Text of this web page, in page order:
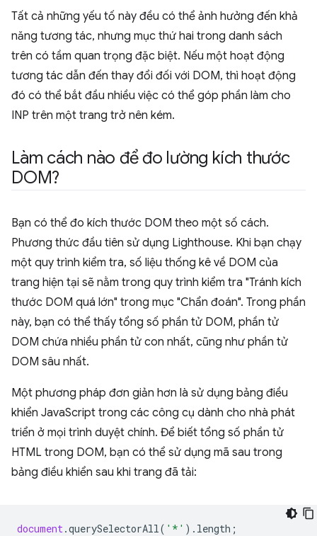
Tất cả những yếu tố này đều có thể ảnh hưởng đến khả
năng tương tác, nhưng mục thứ hai trong danh sách
trên có tầm quan trọng đặc biệt. Nếu một hoạt động
tương tác dẫn đến thay đổi đối với DOM, thì hoạt động
đó có thể bắt đầu nhiều việc có thể góp phần làm cho
INP trên một trang trở nên kém.
Làm cách nào để đo lường kích thước
DOM?
Bạn có thể đo kích thước DOM theo một số cách.
Phương thức đầu tiên sử dụng Lighthouse. Khi bạn chạy
một quy trình kiểm tra, số liệu thống kê về DOM của
trang hiện tại sẽ nằm trong quy trình kiểm tra "Tránh kích
thước DOM quá lớn" trong mục "Chẩn đoán". Trong phần
này, bạn có thể thấy tổng số phần tử DOM, phần tử
DOM chứa nhiều phần tử con nhất, cũng như phần tử
DOM sâu nhất.
Một phương pháp đơn giản hơn là sử dụng bảng điều
khiển JavaScript trong các công cụ dành cho nhà phát
triển ở mọi trình duyệt chính. Để biết tổng số phần tử
HTML trong DOM, bạn có thể sử dụng mã sau trong
bảng điều khiển sau khi trang đã tải:
document.querySelectorAll( '*' ). length ;